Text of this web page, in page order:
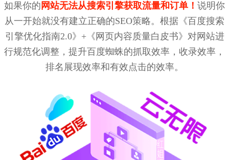
如果你的 网站无法从搜索引擎获取流量和订单！ 说明你
从一开始就没有建立正确的SEO策略。根据《百度搜索
引擎优化指南2.0》+《网页内容质量白皮书》对网站进
行规范化调整，提升百度蜘蛛的抓取效率，收录效率，
排名展现效率和有效点击的效率。